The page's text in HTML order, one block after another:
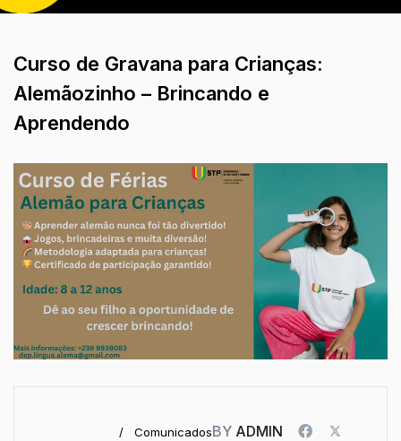
Curso de Gravana para Crianças:
Alemãozinho – Brincando e
Aprendendo
BY ADMIN
Comunicados